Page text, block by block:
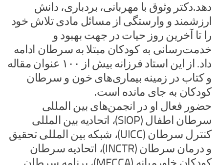
دهد.دکتر وثوق با مهربانی،‌ بردباری، دانش
ارزشمند و وارستگی از مسائل مادی تلاش خود
را تا آخرین روز حیات در جهت بهبود و
خدمت‌رسانی به کودکان مبتلا به سرطان ادامه
داد. از این استاد فرزانه بیش از ۱۰۰ عنوان مقاله
و کتاب در زمینه بیماری‌های خون و سرطان
کودکان به جای مانده است.
حضور فعال او در انجمن‌های بین المللی
سرطان اطفال (SIOP)، اتحادیه بین المللی
کنترل سرطان (UICC)، شبکه بین المللی تحقیق
و درمان سرطان (INCTR)، اتحادیه سرطان